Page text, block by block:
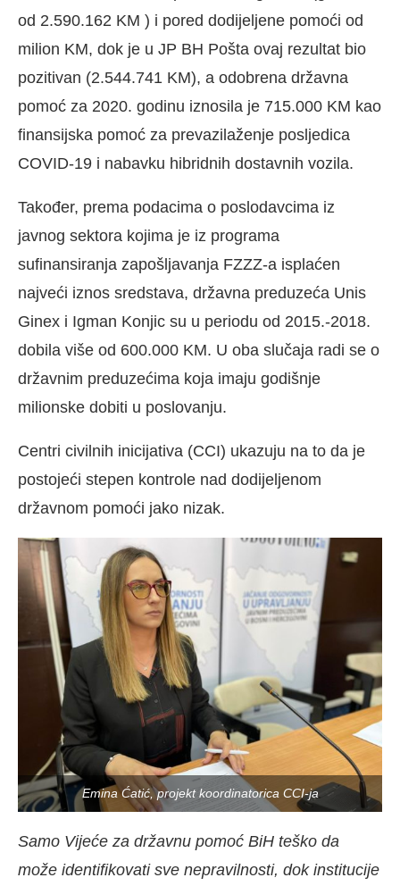
od 2.590.162 KM ) i pored dodijeljene pomoći od
milion KM, dok je u JP BH Pošta ovaj rezultat bio
pozitivan (2.544.741 KM), a odobrena državna
pomoć za 2020. godinu iznosila je 715.000 KM kao
finansijska pomoć za prevazilaženje posljedica
COVID-19 i nabavku hibridnih dostavnih vozila.
Također, prema podacima o poslodavcima iz
javnog sektora kojima je iz programa
sufinansiranja zapošljavanja FZZZ-a isplaćen
najveći iznos sredstava, državna preduzeća Unis
Ginex i Igman Konjic su u periodu od 2015.-2018.
dobila više od 600.000 KM. U oba slučaja radi se o
državnim preduzećima koja imaju godišnje
milionske dobiti u poslovanju.
Centri civilnih inicijativa (CCI) ukazuju na to da je
postojeći stepen kontrole nad dodijeljenom
državnom pomoći jako nizak.
Emina Ćatić, projekt koordinatorica CCI-ja
Samo Vijeće za državnu pomoć BiH teško da
može identifikovati sve nepravilnosti, dok institucije